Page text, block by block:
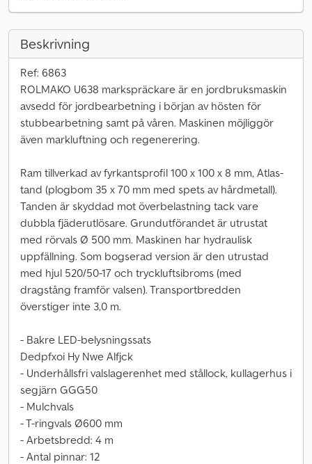
Beskrivning
Ref: 6863
ROLMAKO U638 markspräckare är en jordbruksmaskin
avsedd för jordbearbetning i början av hösten för
stubbearbetning samt på våren. Maskinen möjliggör
även markluftning och regenerering.
Ram tillverkad av fyrkantsprofil 100 x 100 x 8 mm, Atlas-
tand (plogbom 35 x 70 mm med spets av hårdmetall).
Tanden är skyddad mot överbelastning tack vare
dubbla fjäderutlösare. Grundutförandet är utrustat
med rörvals Ø 500 mm. Maskinen har hydraulisk
uppfällning. Som bogserad version är den utrustad
med hjul 520/50-17 och tryckluftsibroms (med
dragstång framför valsen). Transportbredden
överstiger inte 3,0 m.
- Bakre LED-belysningssats
Dedpfxoi Hy Nwe Alfjck
- Underhållsfri valslagerenhet med stållock, kullagerhus i
segjärn GGG50
- Mulchvals
- T-ringvals Ø600 mm
- Arbetsbredd: 4 m
- Antal pinnar: 12